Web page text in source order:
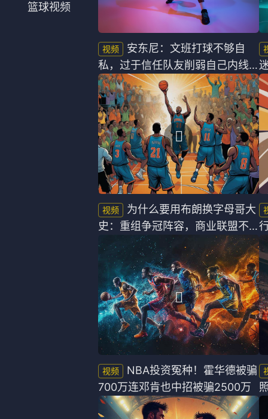
西甲
意甲
德甲
法甲
中超
欧冠
NBA
CBA
电竞
WNBA
英超
西甲
意甲
德甲
法甲
篮球视频
安东尼：文班打球不够自
私，过于信任队友削弱自己内线
统治力！
为什么要用布朗换字母哥大
史：重组争冠阵容，商业联盟不
谈忠诚
NBA投资冤种！霍华德被骗
700万连邓肯也中招被骗2500万